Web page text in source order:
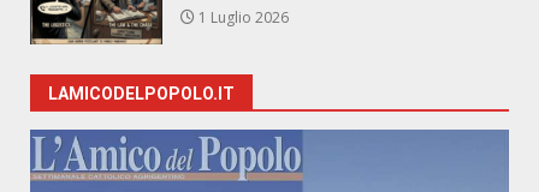
1 Luglio 2026
LAMICODELPOPOLO.IT